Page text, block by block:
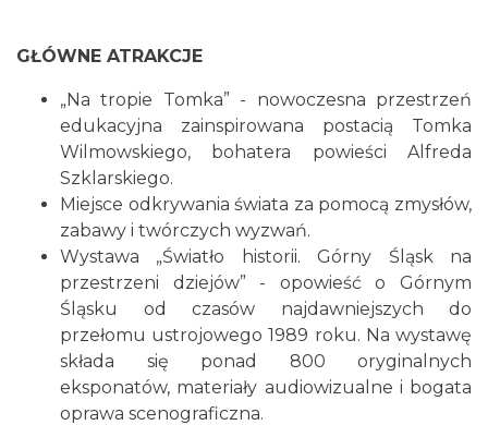
GŁÓWNE ATRAKCJE
„Na tropie Tomka” - nowoczesna przestrzeń
edukacyjna zainspirowana postacią Tomka
Wilmowskiego, bohatera powieści Alfreda
Szklarskiego.
Miejsce odkrywania świata za pomocą zmysłów,
zabawy i twórczych wyzwań.
Wystawa „Światło historii. Górny Śląsk na
przestrzeni dziejów” - opowieść o Górnym
Śląsku od czasów najdawniejszych do
przełomu ustrojowego 1989 roku. Na wystawę
składa się ponad 800 oryginalnych
eksponatów, materiały audiowizualne i bogata
oprawa scenograficzna.